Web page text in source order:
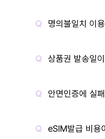
명의불일치 이
상품권 발송일
안면인증에 실
eSIM발급 비용